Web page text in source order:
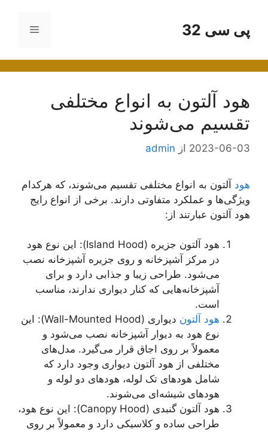
محتواپی سی 32 فهرست
هود آلتون به انواع مختلفی
تقسیم می‌شوند
2023-06-03 از admin
هود آلتون به انواع مختلفی تقسیم می‌شوند، که هرکدام
ویژگی‌ها و عملکرد متفاوتی دارند. برخی از انواع رایج
هود آلتون عبارتند از:
هود آلتون جزیره (Island Hood): این نوع هود
در مرکز آشپزخانه و روی جزیره آشپزخانه نصب
می‌شود. طراحی زیبا و جذابی دارد و برای
آشپزخانه‌هایی که کنار دیواری ندارند، مناسب
است.
هود آلتون
دیواری (Wall-Mounted Hood): این
نوع هود به دیوار آشپزخانه نصب می‌شود و
معمولاً بر روی اجاق قرار می‌گیرد. مدل‌های
مختلفی از هود آلتون دیواری وجود دارد که
شامل هود‌های تک لوله، هود‌های دو لوله و
هود‌های شیشه‌ای می‌شوند.
هود آلتون گنبدی (Canopy Hood): این نوع هود،
طراحی ساده و کلاسیکی دارد و معمولاً بر روی